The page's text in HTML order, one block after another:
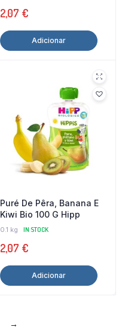
2,07 €
Adicionar
Puré De Pêra, Banana E
Kiwi Bio 100 G Hipp
0.1 kg IN STOCK
2,07 €
Adicionar
→